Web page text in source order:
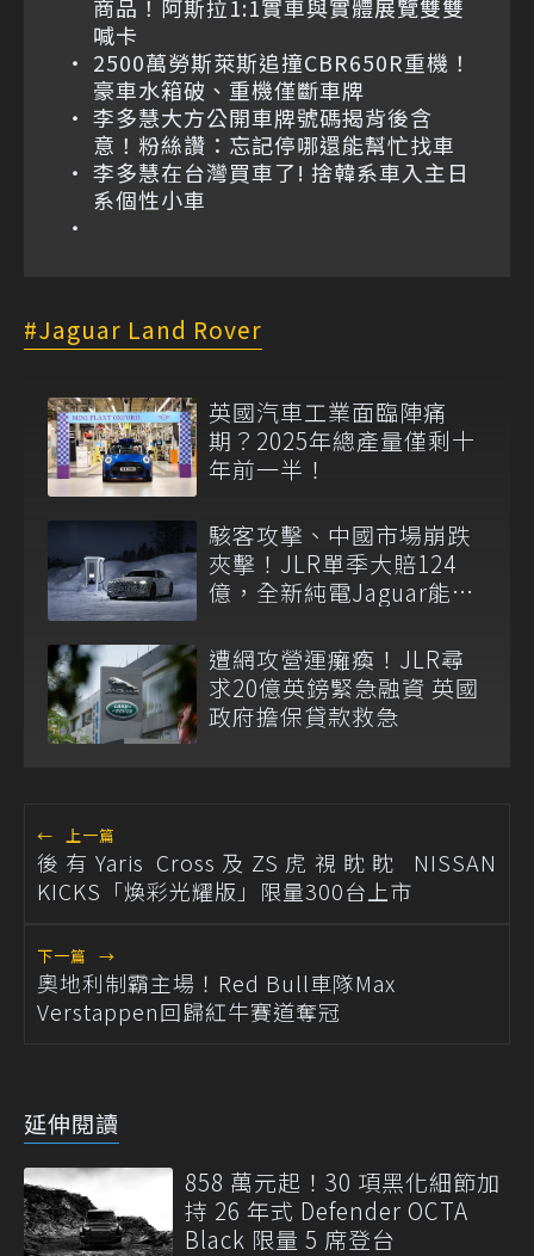
商品！阿斯拉1:1實車與實體展覽雙雙
喊卡
2500萬勞斯萊斯追撞CBR650R重機！
豪車水箱破、重機僅斷車牌
李多慧大方公開車牌號碼揭背後含
意！粉絲讚：忘記停哪還能幫忙找車
李多慧在台灣買車了! 捨韓系車入主日
系個性小車
Jaguar Land Rover
英國汽車工業面臨陣痛
期？2025年總產量僅剩十
年前一半！
駭客攻擊、中國市場崩跌
夾擊！JLR單季大賠124
億，全新純電Jaguar能否
遭網攻營運癱瘓！JLR尋
求20億英鎊緊急融資 英國
政府擔保貸款救急
← 上一篇
後有Yaris Cross及ZS虎視眈眈 NISSAN
KICKS「煥彩光耀版」限量300台上市
下一篇 →
奧地利制霸主場！Red Bull車隊Max
Verstappen回歸紅牛賽道奪冠
延伸閱讀
858 萬元起！30 項黑化細節加
持 26 年式 Defender OCTA
Black 限量 5 席登台